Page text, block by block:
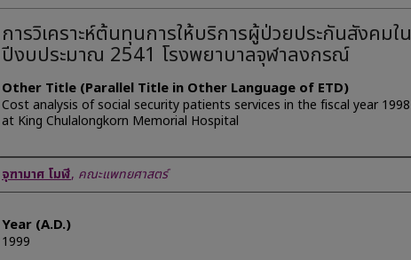
การวิเคราะห์ต้นทุนการให้บริการผู้ป่วยประกันสังคมใน
ปีงบประมาณ 2541 โรงพยาบาลจุฬาลงกรณ์
Other Title (Parallel Title in Other Language of ETD)
Cost analysis of social security patients services in the fiscal year 1998
at King Chulalongkorn Memorial Hospital
Author
จุฑามาศ โมฬี, คณะแพทยศาสตร์
Year (A.D.)
1999